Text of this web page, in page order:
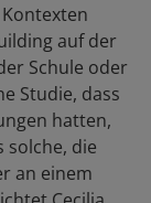
auf der
Schule oder
Studie, dass
hatten,
die
an einem